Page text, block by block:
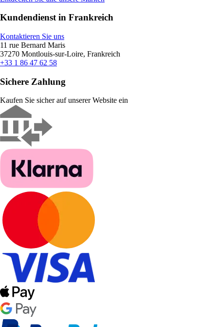
Kundendienst in Frankreich
Kontaktieren Sie uns
11 rue Bernard Maris
37270 Montlouis-sur-Loire, Frankreich
+33 1 86 47 62 58
Sichere Zahlung
Kaufen Sie sicher auf unserer Website ein